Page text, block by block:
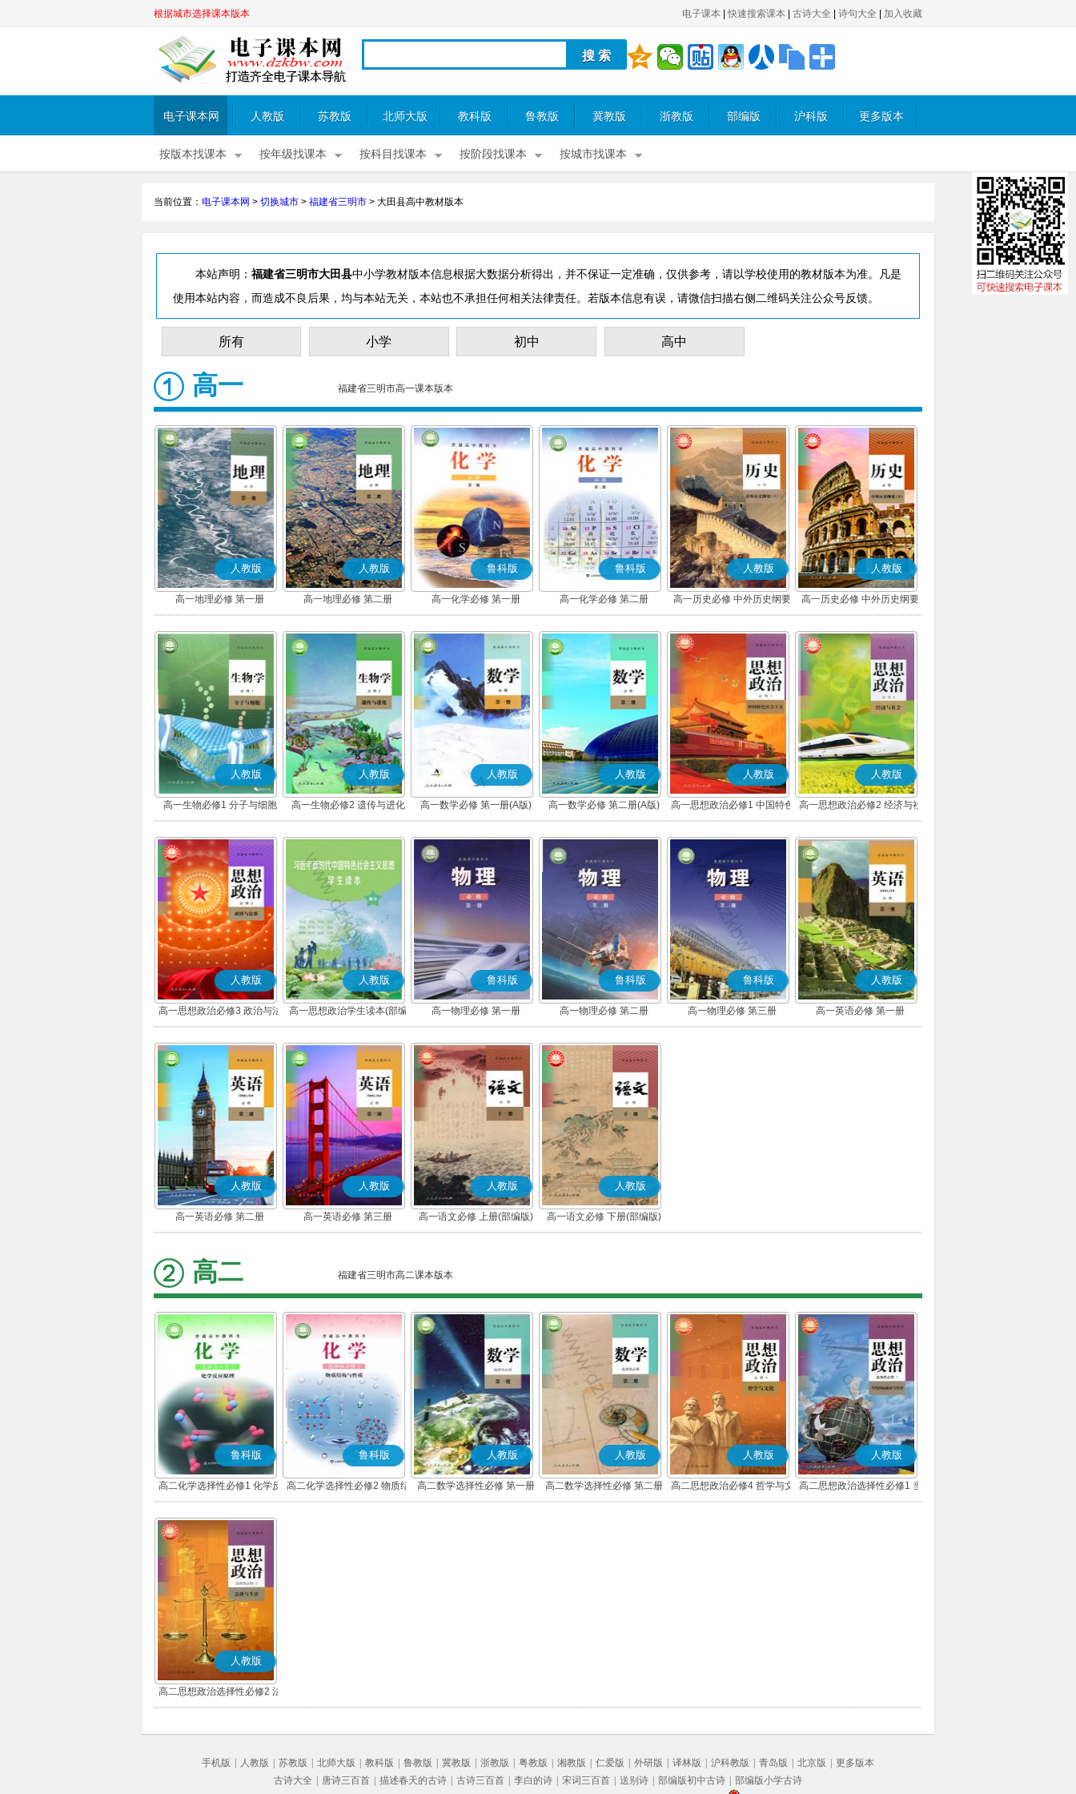
根据城市选择课本版本 电子课本 快速搜索课本 古诗大全 诗句大全 加入收藏
电子课本网 人教版 苏教版 北师大版 教科版 鲁教版 冀教版 浙教版 部编版 沪科版 更多版本
按版本找课本 按年级找课本 按科目找课本 按阶段找课本 按城市找课本
当前位置： 电子课本网 > 切换城市 > 福建省三明市 > 大田县高中教材版本
本站声明： 福建省三明市大田县中小学教材版本信息根据大数据分析得出，并不保证一定准确，仅供参考，请以学校使用的教材版本为准。凡是
使用本站内容，而造成不良后果，均与本站无关，本站也不承担任何相关法律责任。若版本信息有误，请微信扫描右侧二维码关注公众号反馈。
所有 小学 初中 高中
高一 福建省三明市高一课本版本
人教版
高一地理必修 第一册
人教版
高一地理必修 第二册
鲁科版
高一化学必修 第一册
鲁科版
高一化学必修 第二册
人教版
高一历史必修 中外历史纲要
(上)(部编版)
人教版
高一历史必修 中外历史纲要
(下)(部编版)
人教版
高一生物必修1 分子与细胞
人教版
高一生物必修2 遗传与进化
人教版
高一数学必修 第一册(A版)
人教版
高一数学必修 第二册(A版)
人教版
高一思想政治必修1 中国特色
社会主义(部编版)
人教版
高一思想政治必修2 经济与社
会(部编版)
人教版
高一思想政治必修3 政治与法
治(部编版)
人教版
高一思想政治学生读本(部编
版)
鲁科版
高一物理必修 第一册
鲁科版
高一物理必修 第二册
鲁科版
高一物理必修 第三册
人教版
高一英语必修 第一册
人教版
高一英语必修 第二册
人教版
高一英语必修 第三册
人教版
高一语文必修 上册(部编版)
人教版
高一语文必修 下册(部编版)
高二 福建省三明市高二课本版本
鲁科版
高二化学选择性必修1 化学反
应原理
鲁科版
高二化学选择性必修2 物质结
构与性质
人教版
高二数学选择性必修 第一册
(A版)
人教版
高二数学选择性必修 第二册
(A版)
人教版
高二思想政治必修4 哲学与文
化(部编版)
人教版
高二思想政治选择性必修1 当
代国际政治与经济(部编版)
人教版
高二思想政治选择性必修2 法
律与生活(部编版)
手机版 人教版 苏教版 北师大版 教科版 鲁教版 冀教版 浙教版 粤教版 湘教版 仁爱版 外研版 译林版 沪科教版 青岛版 北京版
更多版本
古诗大全
唐诗三百首 描述春天的古诗 古诗三百首 李白的诗 宋词三百首 送别诗 部编版初中古诗 部编版小学古诗